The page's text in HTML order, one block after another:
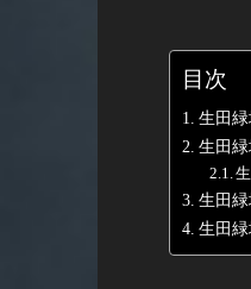
目次
生田緑
生田
生田
生田